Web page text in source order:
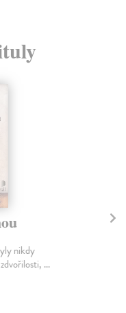
nikdy
...